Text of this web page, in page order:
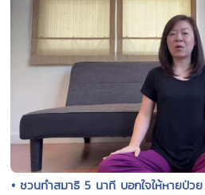
• ชวนทำสมาธิ 5 นาที บอกใจให้หายป่